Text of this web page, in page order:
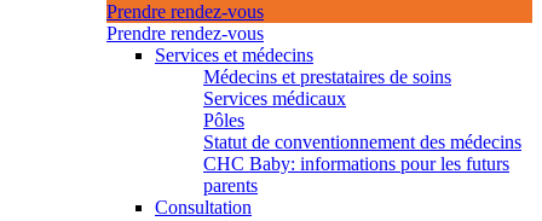
Prendre rendez-vous
Prendre rendez-vous
Services et médecins
Médecins et prestataires de soins
Services médicaux
Pôles
Statut de conventionnement des médecins
CHC Baby: informations pour les futurs
parents
Consultation